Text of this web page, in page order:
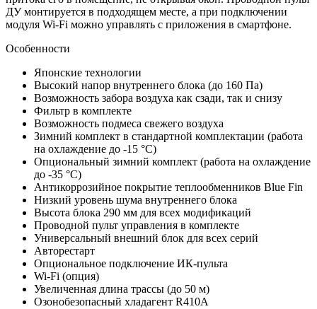
ДУ монтируется в подходящем месте, а при подключении
модуля Wi-Fi можно управлять с приложения в смартфоне.
Особенности
Японские технологии
Высокий напор внутреннего блока (до 160 Па)
Возможность забора воздуха как сзади, так и снизу
Фильтр в комплекте
Возможность подмеса свежего воздуха
Зимний комплект в стандартной комплектации (работа
на охлаждение до -15 °С)
Опциональный зимний комплект (работа на охлаждение
до -35 °С)
Антикоррозийное покрытие теплообменников Blue Fin
Низкий уровень шума внутреннего блока
Высота блока 290 мм для всех модификаций
Проводной пульт управления в комплекте
Универсальный внешний блок для всех серий
Авторестарт
Опциональное подключение ИК-пульта
Wi-Fi (опция)
Увеличенная длина трассы (до 50 м)
Озонобезопасный хладагент R410A